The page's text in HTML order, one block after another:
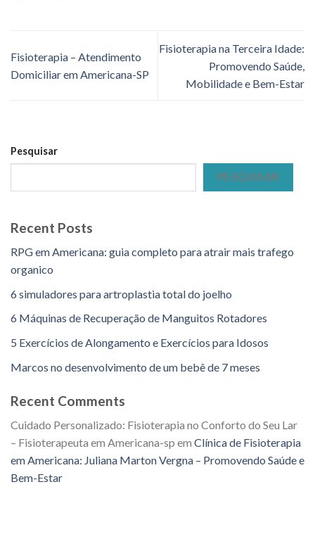
Fisioterapia – Atendimento
Domiciliar em Americana-SP
Fisioterapia na Terceira Idade:
Promovendo Saúde,
Mobilidade e Bem-Estar
Pesquisar
PESQUISAR
Recent Posts
RPG em Americana: guia completo para atrair mais trafego
organico
6 simuladores para artroplastia total do joelho
6 Máquinas de Recuperação de Manguitos Rotadores
5 Exercícios de Alongamento e Exercícios para Idosos
Marcos no desenvolvimento de um bebê de 7 meses
Recent Comments
Cuidado Personalizado: Fisioterapia no Conforto do Seu Lar
– Fisioterapeuta em Americana-sp em Clínica de Fisioterapia
em Americana: Juliana Marton Vergna – Promovendo Saúde e
Bem-Estar